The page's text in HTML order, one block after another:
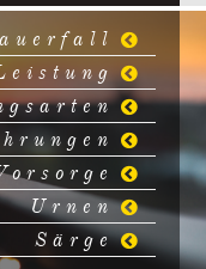
Urnen
Särge